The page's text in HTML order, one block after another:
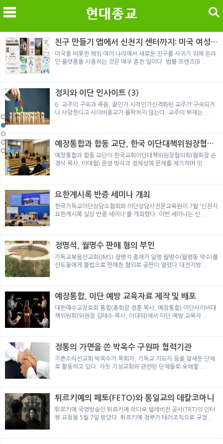
메 검
검색
노르웨이 재판이 남긴 흔적
정통의 가면을 쓴 박옥수 구원파 협력기관
일본 통일교, 해산명령 이후 본격적인 청산 절차 돌입
여호와의 증인 2세와 학교생활
「현대종교」, 주님의교회 민사소송에 승소
노르웨이 재판이 남긴 흔적
정통의 가면을 쓴 박옥수 구원파 협력기관
친구 만들기 앱에서 신천지 센터까지: 미국 여성이
경험한 9개월 포섭의 전 과정
미국을 비롯한 해외 여러 나라에서 새로운 친구를 사귀기 위해 온라
인 플랫폼을 사용하는 것은 매우 흔한 일이다. 범블 프렌즈(B...
정치와 이단 인사이트 (3)
6. 교주의 구속과 죽음, 끝인가 시작인가신격화된 교주가 구속되거
나 사망한다고 사이비종교가 몰락하지 않는다. 교주의 부재는 ...
예장통합과 합동 교단, 한국 이단대책위원장협의
회 탈퇴
예장통합과 합동 교단이 한국교회이단대책위원장협의회(협회장 손
경식 목사, 이대협) 운영 방식과 정체성에 문제를 제기하며 잇...
요한계시록 반증 세미나 개최
한국기독교이단상담소협회와 이단상담사전문교육원이 7월 '신천지
요한계시록 실상 반증 세미나'를 개최했다. 이번 세미나는 신...
정명석, 월명수 판매 혐의 부인
기독교복음선교회(JMS) 정명석 총재가 일명 월명수(월명동 약수)를
신도들에게 불법으로 판매한 혐의로 공판이 열렸다.대전지방...
예장통합, 이단 예방 교육자료 제작 및 배포
대한예수교장로회 통합(총회장 정훈 목사, 예장통합) 이단사이비대
책위원회(위원장 김태수 목사, 이대위)에서 이단 예방 교육자...
정통의 가면을 쓴 박옥수 구원파 협력기관
기쁜소식선교회 박옥수가 목회자, 기독교 지도자 등을 앞세운 단체
로 활동하고 있다. 자칫 기성교회와 관련된 단체들로 오해할 ...
튀르키예의 페토(FETO)와 통일교의 데칼코마니
튀르키예 국영방송인 튀르키예 라디오 텔레비전 공사(TRT)의 인터
뷰 요청을 5월 7일 받았다. 튀르키예 정부가 테러조직으로 규정...